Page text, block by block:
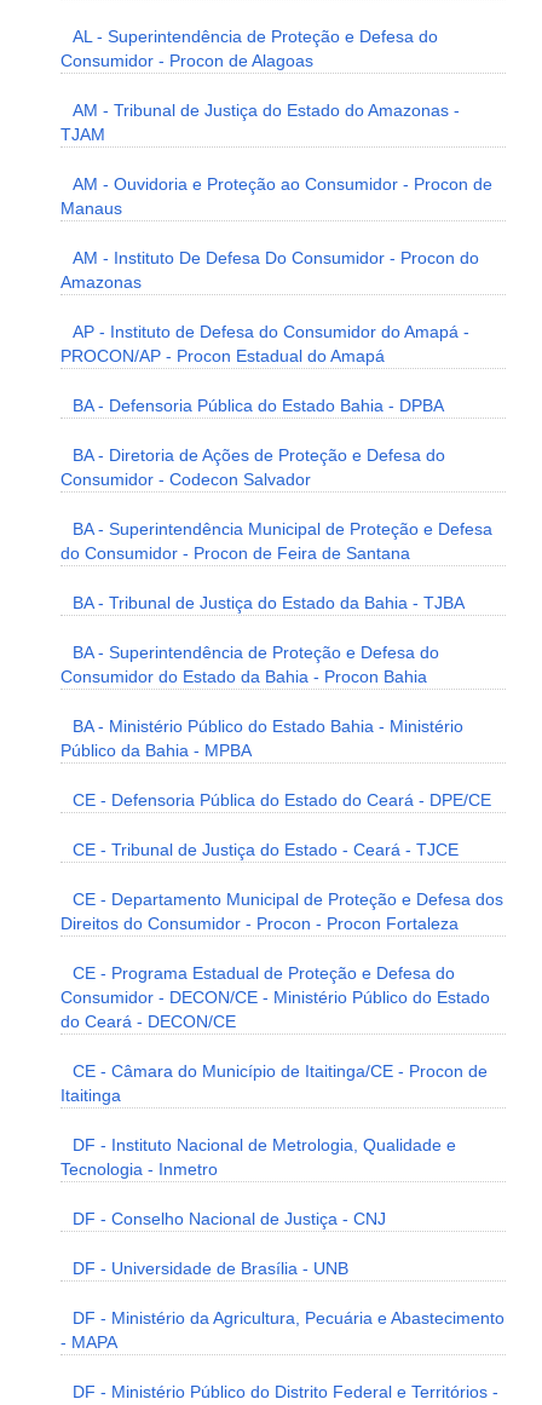
AL - Superintendência de Proteção e Defesa do
Consumidor - Procon de Alagoas
AM - Tribunal de Justiça do Estado do Amazonas -
TJAM
AM - Ouvidoria e Proteção ao Consumidor - Procon de
Manaus
AM - Instituto De Defesa Do Consumidor - Procon do
Amazonas
AP - Instituto de Defesa do Consumidor do Amapá -
PROCON/AP - Procon Estadual do Amapá
BA - Defensoria Pública do Estado Bahia - DPBA
BA - Diretoria de Ações de Proteção e Defesa do
Consumidor - Codecon Salvador
BA - Superintendência Municipal de Proteção e Defesa
do Consumidor - Procon de Feira de Santana
BA - Tribunal de Justiça do Estado da Bahia - TJBA
BA - Superintendência de Proteção e Defesa do
Consumidor do Estado da Bahia - Procon Bahia
BA - Ministério Público do Estado Bahia - Ministério
Público da Bahia - MPBA
CE - Defensoria Pública do Estado do Ceará - DPE/CE
CE - Tribunal de Justiça do Estado - Ceará - TJCE
CE - Departamento Municipal de Proteção e Defesa dos
Direitos do Consumidor - Procon - Procon Fortaleza
CE - Programa Estadual de Proteção e Defesa do
Consumidor - DECON/CE - Ministério Público do Estado
do Ceará - DECON/CE
CE - Câmara do Município de Itaitinga/CE - Procon de
Itaitinga
DF - Instituto Nacional de Metrologia, Qualidade e
Tecnologia - Inmetro
DF - Conselho Nacional de Justiça - CNJ
DF - Universidade de Brasília - UNB
DF - Ministério da Agricultura, Pecuária e Abastecimento
- MAPA
DF - Ministério Público do Distrito Federal e Territórios -